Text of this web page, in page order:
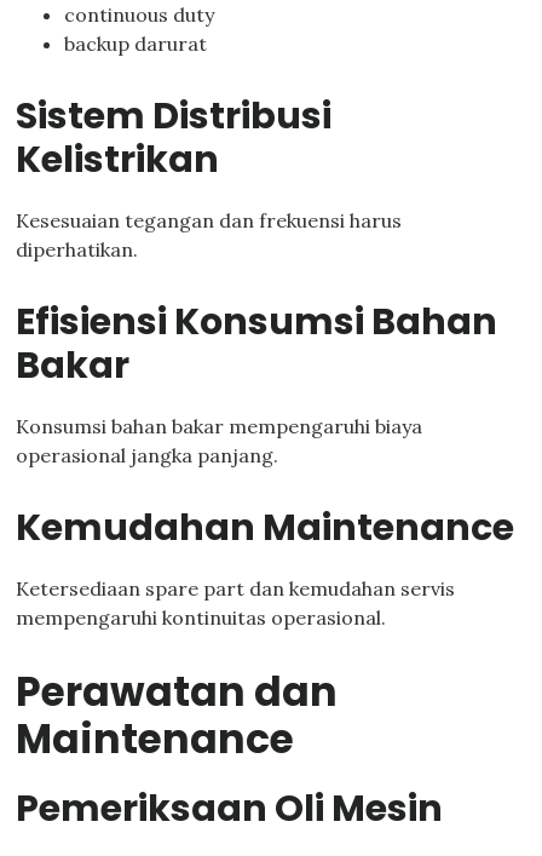
continuous duty
backup darurat
Sistem Distribusi
Kelistrikan
Kesesuaian tegangan dan frekuensi harus
diperhatikan.
Efisiensi Konsumsi Bahan
Bakar
Konsumsi bahan bakar mempengaruhi biaya
operasional jangka panjang.
Kemudahan Maintenance
Ketersediaan spare part dan kemudahan servis
mempengaruhi kontinuitas operasional.
Perawatan dan
Maintenance
Pemeriksaan Oli Mesin